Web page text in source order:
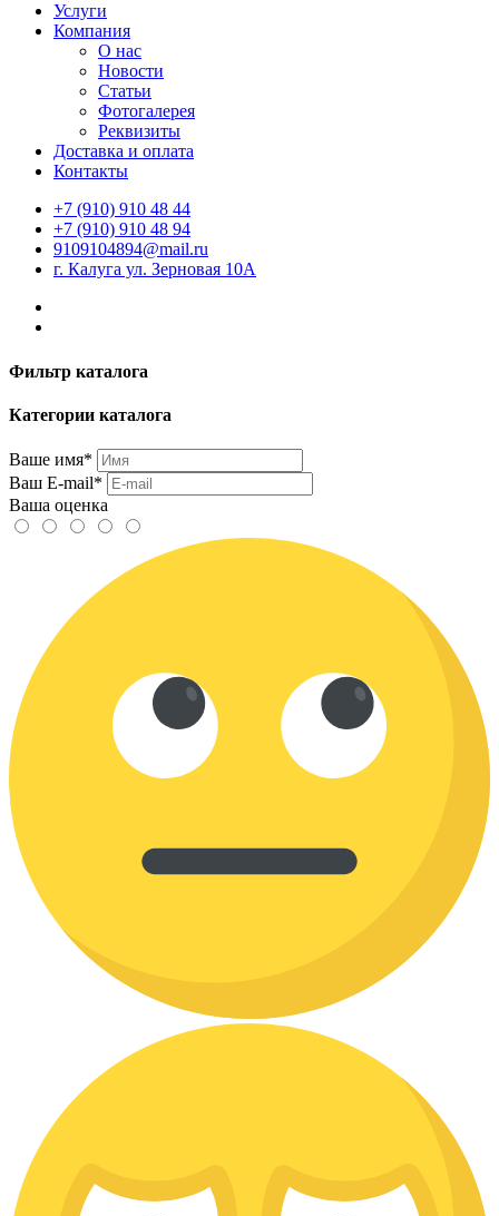
Услуги
Компания
О нас
Новости
Статьи
Фотогалерея
Реквизиты
Доставка и оплата
Контакты
+7 (910) 910 48 44
+7 (910) 910 48 94
9109104894@mail.ru
г. Калуга ул. Зерновая 10А
Фильтр каталога
Категории каталога
Ваше имя*
Ваш E-mail*
Ваша оценка